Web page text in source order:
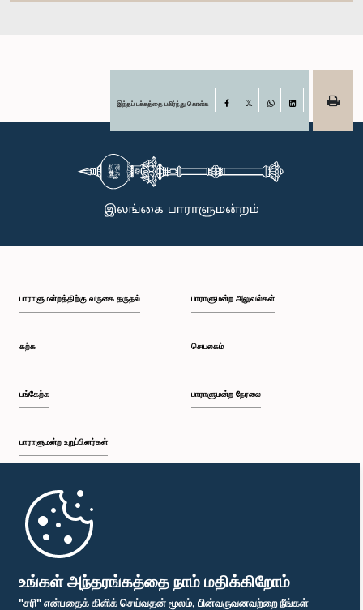
உங்கள் அந்தரங்கத்தை நாம் மதிக்கிறோம்
"சரி" என்பதைக் கிளிக் செய்வதன் மூலம், பின்வருவனவற்றை நீங்கள்
இந்தப் பக்கத்தை பகிர்ந்து கொள்க Facebook
பாராளுமன்றத்திற்கு வருகை தருதல்
கற்க
பங்கேற்க
பாராளுமன்ற உறுப்பினர்கள்
முதற்பக்கம்
பாராளுமன்ற அலுவல்கள்
செயலகம்
பாராளுமன்ற நேரலை
பாராளுமன்ற கையடக்க செயலி